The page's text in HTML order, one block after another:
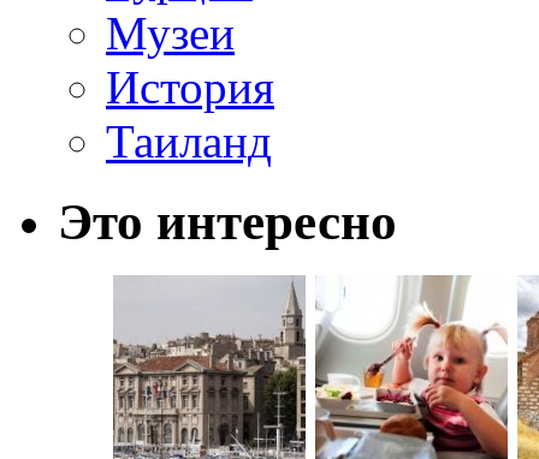
Музеи
История
Таиланд
Это интересно